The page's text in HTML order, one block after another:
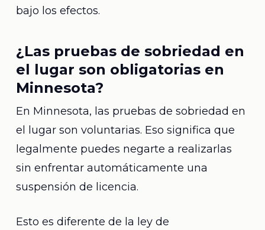
bajo los efectos.
¿Las pruebas de sobriedad en
el lugar son obligatorias en
Minnesota?
En Minnesota, las pruebas de sobriedad en
el lugar son voluntarias. Eso significa que
legalmente puedes negarte a realizarlas
sin enfrentar automáticamente una
suspensión de licencia.
Esto es diferente de la ley de